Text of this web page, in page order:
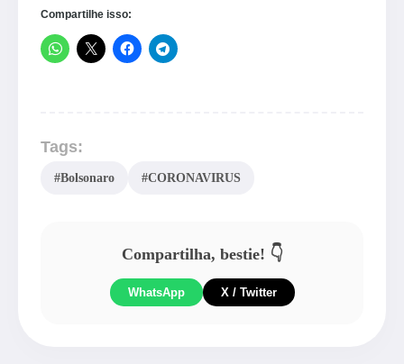
Compartilhe isso:
Tags:
#Bolsonaro #CORONAVIRUS
Compartilha, bestie! 👇
WhatsApp X / Twitter